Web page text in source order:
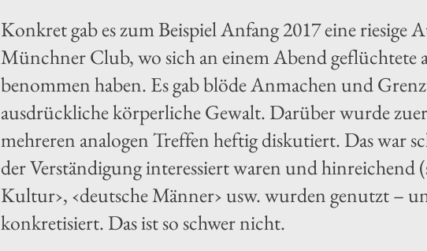
Konkret gab es zum Beispiel Anfang 2017 eine riesige
Münchner Club, wo sich an einem Abend geflüchtete
benommen haben. Es gab blöde Anmachen und
ausdrückliche körperliche Gewalt. Darüber wurde
mehreren analogen Treffen heftig diskutiert. Das war
der Verständigung interessiert waren und hinreichend
Kultur›, ‹deutsche Männer› usw. wurden genutzt –
konkretisiert. Das ist so schwer nicht.